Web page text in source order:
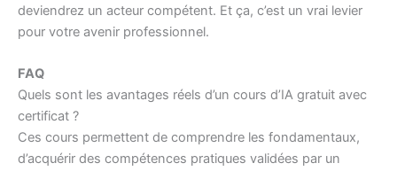
deviendrez un acteur compétent. Et ça, c’est un vrai levier
pour votre avenir professionnel.
FAQ
Quels sont les avantages réels d’un cours d’IA gratuit avec
certificat ?
Ces cours permettent de comprendre les fondamentaux,
d’acquérir des compétences pratiques validées par un